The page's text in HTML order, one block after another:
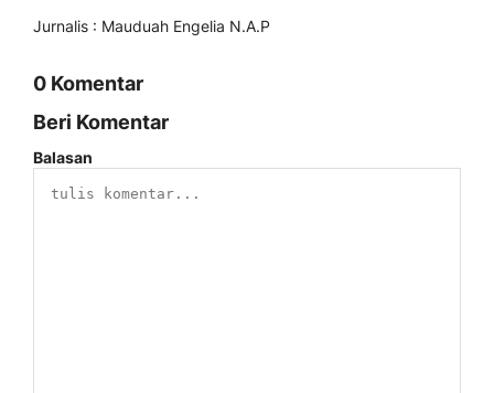
Jurnalis : Mauduah Engelia N.A.P
0 Komentar
Beri Komentar
Balasan